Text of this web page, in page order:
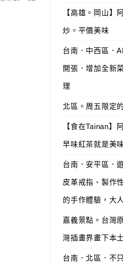
【高雄。岡山】
炒。平價美味
台南．中西區．
開張．增加全新
理
北區。周五限定
【食在Tainan】
早味紅茶就是美
台南．安平區．
皮革戒指、製作
的手作體驗，大
嘉義景點。台灣
灣插畫界畫下本
台南．北區．不